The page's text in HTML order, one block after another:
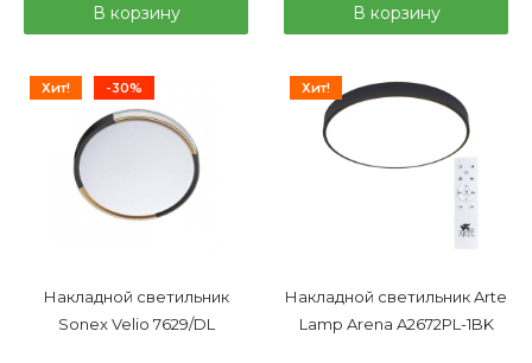
В корзину В корзину
Хит! -30%
Накладной светильник
Sonex Velio 7629/DL
Хит!
Накладной светильник Arte
Lamp Arena A2672PL-1BK